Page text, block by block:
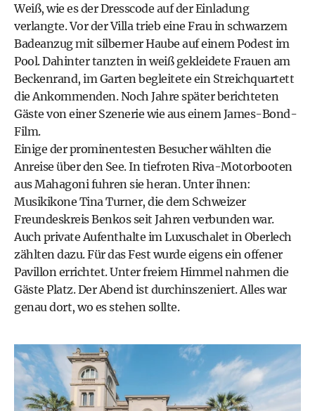
Weiß, wie es der Dresscode auf der Einladung
verlangte. Vor der Villa trieb eine Frau in schwarzem
Badeanzug mit silberner Haube auf einem Podest im
Pool. Dahinter tanzten in weiß gekleidete Frauen am
Beckenrand, im Garten begleitete ein Streichquartett
die Ankommenden. Noch Jahre später berichteten
Gäste von einer Szenerie wie aus einem James-Bond-
Film.
Einige der prominentesten Besucher wählten die
Anreise über den See. In tiefroten Riva-Motorbooten
aus Mahagoni fuhren sie heran. Unter ihnen:
Musikikone Tina Turner, die dem Schweizer
Freundeskreis Benkos seit Jahren verbunden war.
Auch private Aufenthalte im Luxuschalet in Oberlech
zählten dazu. Für das Fest wurde eigens ein offener
Pavillon errichtet. Unter freiem Himmel nahmen die
Gäste Platz. Der Abend ist durchinszeniert. Alles war
genau dort, wo es stehen sollte.